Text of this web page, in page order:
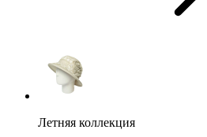
Летняя коллекция